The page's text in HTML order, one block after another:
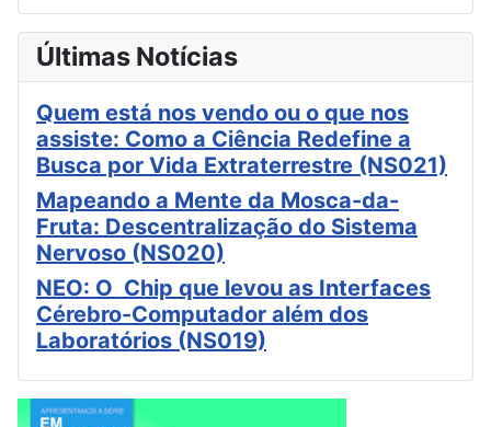
Últimas Notícias
Quem está nos vendo ou o que nos
assiste: Como a Ciência Redefine a
Busca por Vida Extraterrestre (NS021)
Mapeando a Mente da Mosca-da-
Fruta: Descentralização do Sistema
Nervoso (NS020)
NEO: O Chip que levou as Interfaces
Cérebro-Computador além dos
Laboratórios (NS019)